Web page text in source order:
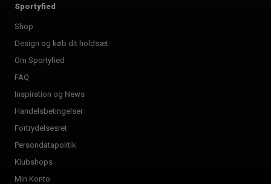
Sportyfied
Shop
Design og køb dit holdsæt
Om Sportyfied
FAQ
Inspiration og News
Handelsbetingelser
Fortrydelsesret
Persondatapolitik
Klubshops
Min Konto